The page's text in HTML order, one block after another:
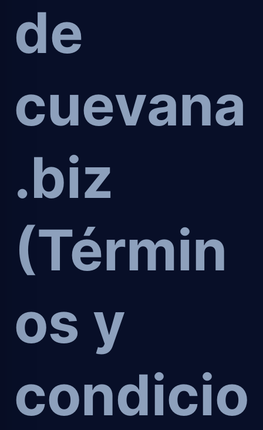
de
cuevana
.biz
(Términ
os y
condicio